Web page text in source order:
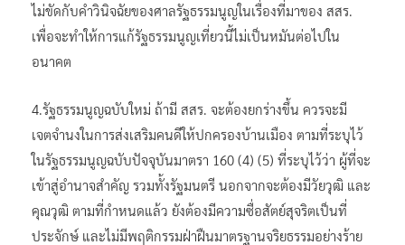
ไม่ขัดกับคำวินิจฉัยของศาลรัฐธรรมนูญในเรื่องที่มาของ สสร.
เพื่อจะทำให้การแก้รัฐธรรมนูญเที่ยวนี้ไม่เป็นหมันต่อไปใน
อนาคต
4.รัฐธรรมนูญฉบับใหม่ ถ้ามี สสร. จะต้องยกร่างขึ้น ควรจะมี
เจตจำนงในการส่งเสริมคนดีให้ปกครองบ้านเมือง ตามที่ระบุไว้
ในรัฐธรรมนูญฉบับปัจจุบันมาตรา 160 (4) (5) ที่ระบุไว้ว่า ผู้ที่จะ
เข้าสู่อำนาจสำคัญ รวมทั้งรัฐมนตรี นอกจากจะต้องมีวัยวุฒิ และ
คุณวุฒิ ตามที่กำหนดแล้ว ยังต้องมีความซื่อสัตย์สุจริตเป็นที่
ประจักษ์ และไม่มีพฤติกรรมฝ่าฝืนมาตรฐานจริยธรรมอย่างร้าย